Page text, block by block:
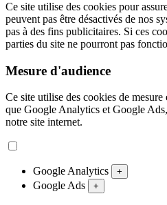
Ce site utilise des cookies pour
peuvent pas être désactivés de nos
pas à des fins publicitaires. Si ces
parties du site ne pourront pas
Mesure d'audience
Ce site utilise des cookies de mesure
que Google Analytics et Google
notre site internet.
Google Analytics +
Google Ads +